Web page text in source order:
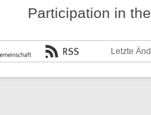
Participation in
Letzte